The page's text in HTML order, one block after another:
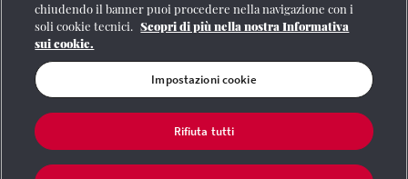
Se vuoi contattarci o avere altre informazioni
CONTATTI
Registrazione Tribunale di Roma n° 204/2009
chiudendo il banner puoi procedere nella navigazione con i
soli cookie tecnici. Scopri di più nella nostra Informativa
sui cookie.
Impostazioni cookie
Rifiuta tutti